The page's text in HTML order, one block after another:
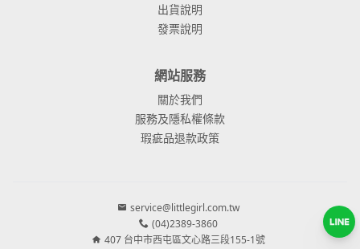
出貨說明
發票說明
網站服務
關於我們
服務及隱私權條款
瑕疵品退款政策
service@littlegirl.com.tw
(04)2389-3860
407 台中市西屯區文心路三段155-1號